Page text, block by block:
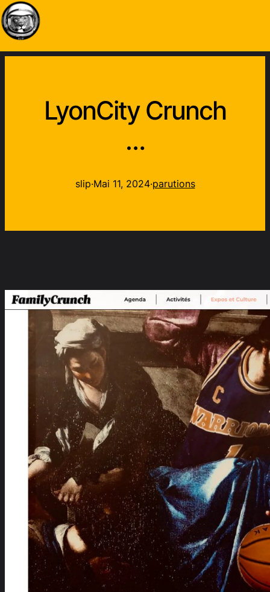
LyonCity Crunch
…
slip·Mai 11, 2024·parutions